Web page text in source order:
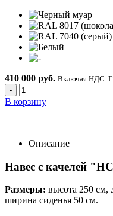
410 000 руб. Включая НДС.
-
В корзину
Описание
Навес с качелей
Размеры: высота 250 см,
ширина сиденья 50 см.